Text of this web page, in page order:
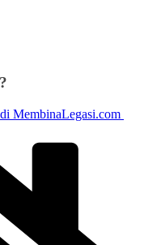
MembinaLegasi.com